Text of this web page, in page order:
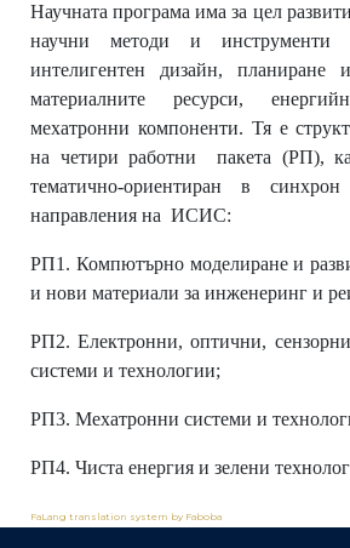
Научната програмаима за цел
научни методи и инструменти
интелигентен дизайн, планиране
материалните ресурси,
мехатронни компоненти. Тя е
на четири работни пакета (РП),
тематично‐ориентиран в
направления на ИСИС:
РП1. Компютърно моделиране и
и нови материали за инженеринг и
РП2. Електронни, оптични,
системи и технологии;
РП3. Мехатронни системи и
РП4. Чиста енергия и зелени
FaLang translation system by Faboba